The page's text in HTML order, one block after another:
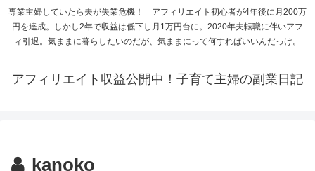
専業主婦していたら夫が失業危機！ アフィリエイト初心者が4年後に月200万
円を達成。しかし2年で収益は低下し月1万円台に。2020年夫転職に伴いアフ
ィ引退。気ままに暮らしたいのだが、気ままにって何すればいいんだっけ。
アフィリエイト収益公開中！子育て主婦の副業日記
kanoko